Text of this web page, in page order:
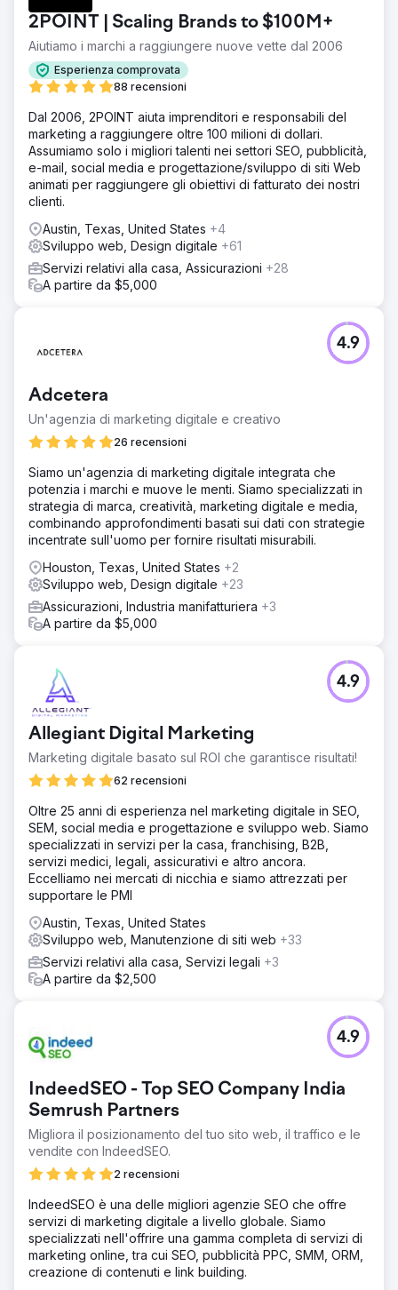
2POINT | Scaling Brands to $100M+
Aiutiamo i marchi a raggiungere nuove vette dal 2006
Esperienza comprovata
88 recensioni
Dal 2006, 2POINT aiuta imprenditori e responsabili del
marketing a raggiungere oltre 100 milioni di dollari.
Assumiamo solo i migliori talenti nei settori SEO, pubblicità,
e-mail, social media e progettazione/sviluppo di siti Web
animati per raggiungere gli obiettivi di fatturato dei nostri
clienti.
Austin, Texas, United States +4
Sviluppo web, Design digitale +61
Servizi relativi alla casa, Assicurazioni +28
A partire da $5,000
Adcetera
Un'agenzia di marketing digitale e creativo
26 recensioni
4.9
Siamo un'agenzia di marketing digitale integrata che
potenzia i marchi e muove le menti. Siamo specializzati in
strategia di marca, creatività, marketing digitale e media,
combinando approfondimenti basati sui dati con strategie
incentrate sull'uomo per fornire risultati misurabili.
Houston, Texas, United States +2
Sviluppo web, Design digitale +23
Assicurazioni, Industria manifatturiera +3
A partire da $5,000
Allegiant Digital Marketing
Marketing digitale basato sul ROI che garantisce risultati!
62 recensioni
4.9
Oltre 25 anni di esperienza nel marketing digitale in SEO,
SEM, social media e progettazione e sviluppo web. Siamo
specializzati in servizi per la casa, franchising, B2B,
servizi medici, legali, assicurativi e altro ancora.
Eccelliamo nei mercati di nicchia e siamo attrezzati per
supportare le PMI
Austin, Texas, United States
Sviluppo web, Manutenzione di siti web +33
Servizi relativi alla casa, Servizi legali +3
A partire da $2,500
IndeedSEO - Top SEO Company India
Semrush Partners
Migliora il posizionamento del tuo sito web, il traffico e le
vendite con IndeedSEO.
2 recensioni
4.9
IndeedSEO è una delle migliori agenzie SEO che offre
servizi di marketing digitale a livello globale. Siamo
specializzati nell'offrire una gamma completa di servizi di
marketing online, tra cui SEO, pubblicità PPC, SMM, ORM,
creazione di contenuti e link building.